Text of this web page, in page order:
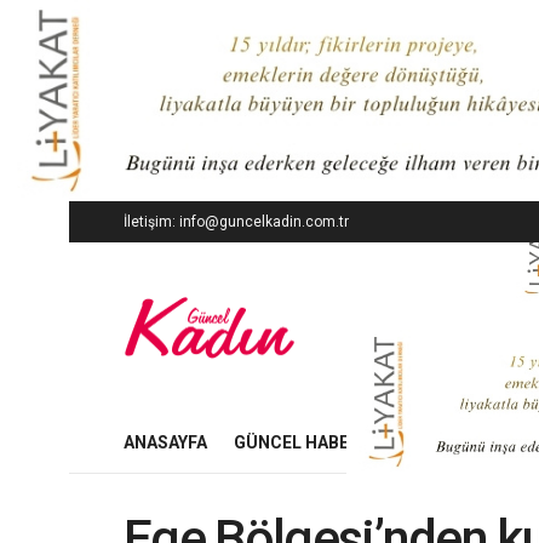
İletişim: info@guncelkadin.com.tr
ANASAYFA GÜNCEL HABERLER İŞ DÜNYASI